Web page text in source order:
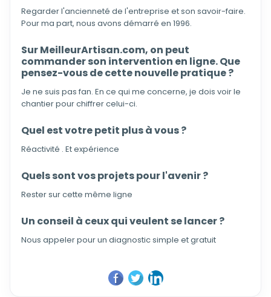
Regarder l'ancienneté de l'entreprise et son savoir-faire.
Pour ma part, nous avons démarré en 1996.
Sur MeilleurArtisan.com, on peut
commander son intervention en ligne. Que
pensez-vous de cette nouvelle pratique ?
Je ne suis pas fan. En ce qui me concerne, je dois voir le
chantier pour chiffrer celui-ci.
Quel est votre petit plus à vous ?
Réactivité . Et expérience
Quels sont vos projets pour l'avenir ?
Rester sur cette même ligne
Un conseil à ceux qui veulent se lancer ?
Nous appeler pour un diagnostic simple et gratuit